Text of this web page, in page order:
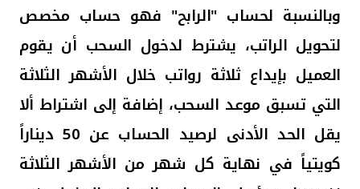
وبالنسبة لحساب "الرابح" فهو حساب مخصص
لتحويل الراتب، يشترط لدخول السحب أن يقوم
العميل بإيداع ثلاثة رواتب خلال الأشهر الثلاثة
التي تسبق موعد السحب، إضافة إلى اشتراط ألا
يقل الحد الأدنى لرصيد الحساب عن 50 ديناراً
كويتياً في نهاية كل شهر من الأشهر الثلاثة